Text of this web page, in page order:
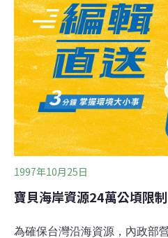
問題，應審慎處理。至於濱海
林樹種，且不僅只種植單一植
1997年10月25日
寶貝海岸資源24萬公頃限
為確保台灣沿海資源，內政部